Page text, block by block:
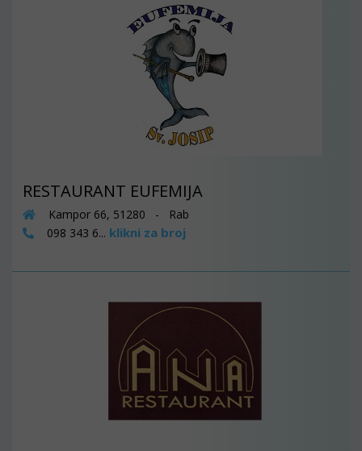
RESTAURANT EUFEMIJA
Kampor 66, 51280 - Rab
098 343 6... klikni za broj